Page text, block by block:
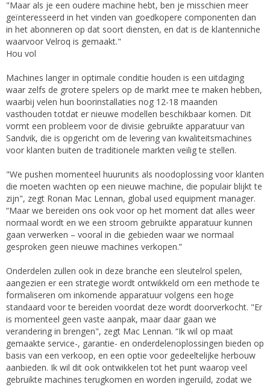
"Maar als je een oudere machine hebt, ben je misschien meer
geïnteresseerd in het vinden van goedkopere componenten dan
in het abonneren op dat soort diensten, en dat is de klantenniche
waarvoor Velroq is gemaakt."
Hou vol
Machines langer in optimale conditie houden is een uitdaging
waar zelfs de grotere spelers op de markt mee te maken hebben,
waarbij velen hun boorinstallaties nog 12-18 maanden
vasthouden totdat er nieuwe modellen beschikbaar komen. Dit
vormt een probleem voor de divisie gebruikte apparatuur van
Sandvik, die is opgericht om de levering van kwaliteitsmachines
voor klanten buiten de traditionele markten veilig te stellen.
"We pushen momenteel huurunits als noodoplossing voor klanten
die moeten wachten op een nieuwe machine, die populair blijkt te
zijn", zegt Ronan Mac Lennan, global used equipment manager.
“Maar we bereiden ons ook voor op het moment dat alles weer
normaal wordt en we een stroom gebruikte apparatuur kunnen
gaan verwerken – vooral in die gebieden waar we normaal
gesproken geen nieuwe machines verkopen.”
Onderdelen zullen ook in deze branche een sleutelrol spelen,
aangezien er een strategie wordt ontwikkeld om een methode te
formaliseren om inkomende apparatuur volgens een hoge
standaard voor te bereiden voordat deze wordt doorverkocht. "Er
is momenteel geen vaste aanpak, maar daar gaan we
verandering in brengen", zegt Mac Lennan. “Ik wil op maat
gemaakte service-, garantie- en onderdelenoplossingen bieden op
basis van een verkoop, en een optie voor gedeeltelijke herbouw
aanbieden. Ik wil dit ook ontwikkelen tot het punt waarop veel
gebruikte machines terugkomen en worden ingeruild, zodat we